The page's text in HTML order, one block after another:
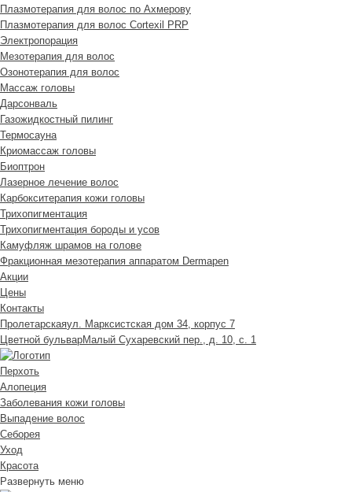
Плазмотерапия для волос по Ахмерову
Плазмотерапия для волос Cortexil PRP
Электропорация
Мезотерапия для волос
Озонотерапия для волос
Массаж головы
Дарсонваль
Газожидкостный пилинг
Термосауна
Криомассаж головы
Биоптрон
Лазерное лечение волос
Карбокситерапия кожи головы
Трихопигментация
Трихопигментация бороды и усов
Камуфляж шрамов на голове
Фракционная мезотерапия аппаратом Dermapen
Акции
Цены
Контакты
Пролетарскаяул. Марксистская дом 34, корпус 7
Цветной бульварМалый Сухаревский пер., д. 10, с. 1
Перхоть
Алопеция
Заболевания кожи головы
Выпадение волос
Cеборея
Уход
Красота
Развернуть меню